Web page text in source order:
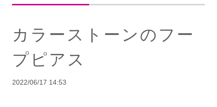
カラーストーンのフー
プピアス
2022/06/17 14:53